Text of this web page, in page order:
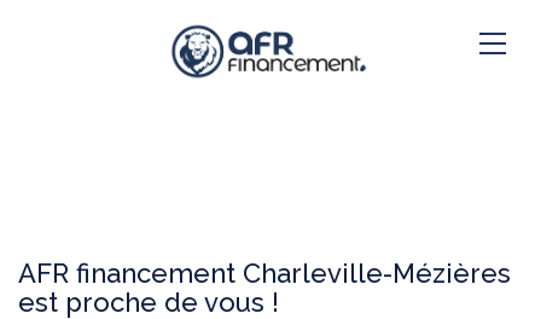
AFR financement Charleville-Mézières
est proche de vous !